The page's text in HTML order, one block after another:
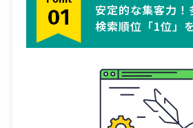
安定的な集客力！
検索順位「1位」